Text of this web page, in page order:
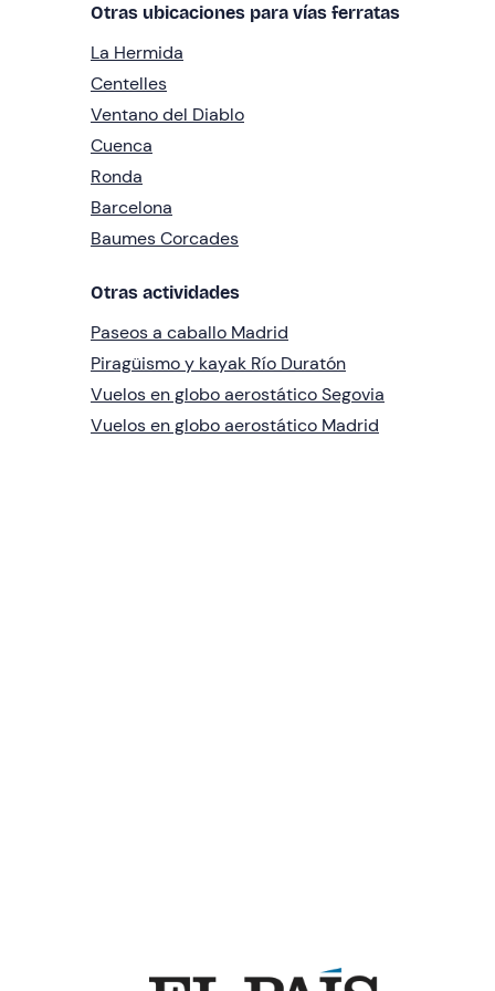
Otras ubicaciones para vías ferratas
La Hermida
Centelles
Ventano del Diablo
Cuenca
Ronda
Barcelona
Baumes Corcades
Otras actividades
Paseos a caballo Madrid
Piragüismo y kayak Río Duratón
Vuelos en globo aerostático Segovia
Vuelos en globo aerostático Madrid